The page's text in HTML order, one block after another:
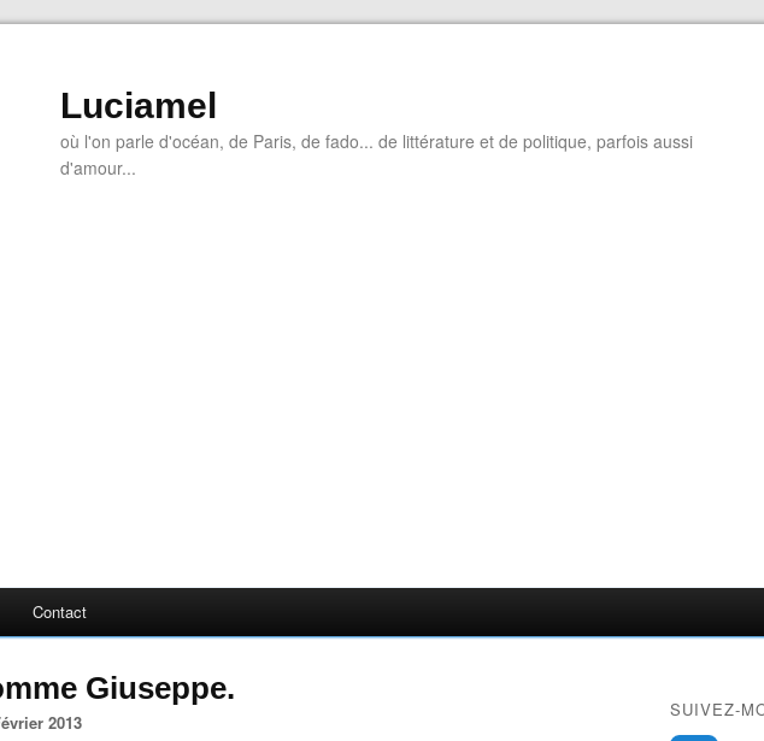
Luciamel
où l'on parle d'océan, de Paris, de fado... de littérature et de politique, parfois aussi
d'amour...
Contact
Giuseppe.
2013
SUIVEZ-